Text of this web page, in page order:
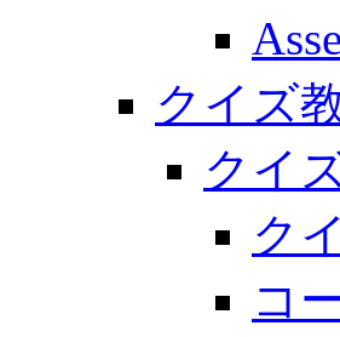
クイズ
クイ
ク
コ